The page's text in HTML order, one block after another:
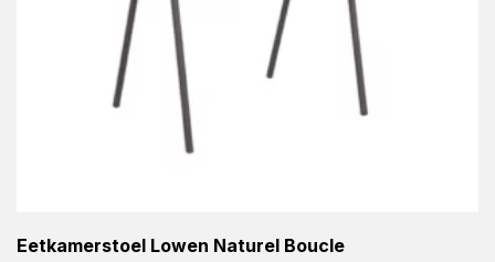
Eetkamerstoel Lowen Naturel Boucle